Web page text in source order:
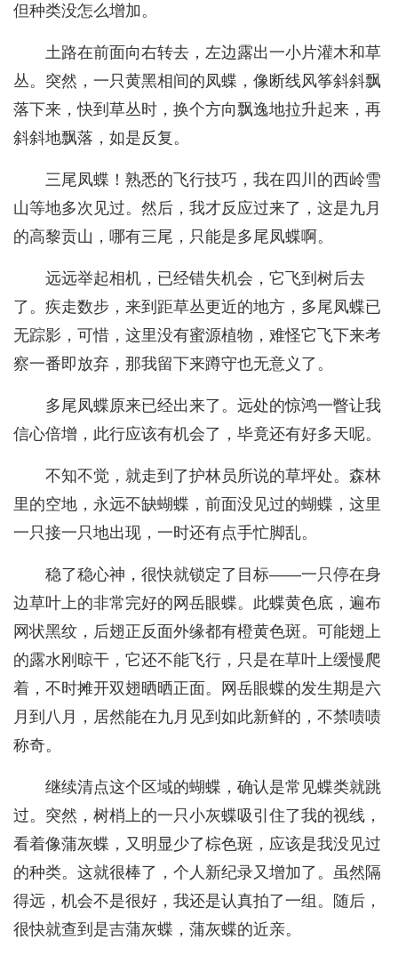
但种类没怎么增加。
土路在前面向右转去，左边露出一小片灌木和草
丛。突然，一只黄黑相间的凤蝶，像断线风筝斜斜飘
落下来，快到草丛时，换个方向飘逸地拉升起来，再
斜斜地飘落，如是反复。
三尾凤蝶！熟悉的飞行技巧，我在四川的西岭雪
山等地多次见过。然后，我才反应过来了，这是九月
的高黎贡山，哪有三尾，只能是多尾凤蝶啊。
远远举起相机，已经错失机会，它飞到树后去
了。疾走数步，来到距草丛更近的地方，多尾凤蝶已
无踪影，可惜，这里没有蜜源植物，难怪它飞下来考
察一番即放弃，那我留下来蹲守也无意义了。
多尾凤蝶原来已经出来了。远处的惊鸿一瞥让我
信心倍增，此行应该有机会了，毕竟还有好多天呢。
不知不觉，就走到了护林员所说的草坪处。森林
里的空地，永远不缺蝴蝶，前面没见过的蝴蝶，这里
一只接一只地出现，一时还有点手忙脚乱。
稳了稳心神，很快就锁定了目标——一只停在身
边草叶上的非常完好的网岳眼蝶。此蝶黄色底，遍布
网状黑纹，后翅正反面外缘都有橙黄色斑。可能翅上
的露水刚晾干，它还不能飞行，只是在草叶上缓慢爬
着，不时摊开双翅晒晒正面。网岳眼蝶的发生期是六
月到八月，居然能在九月见到如此新鲜的，不禁啧啧
称奇。
继续清点这个区域的蝴蝶，确认是常见蝶类就跳
过。突然，树梢上的一只小灰蝶吸引住了我的视线，
看着像蒲灰蝶，又明显少了棕色斑，应该是我没见过
的种类。这就很棒了，个人新纪录又增加了。虽然隔
得远，机会不是很好，我还是认真拍了一组。随后，
很快就查到是吉蒲灰蝶，蒲灰蝶的近亲。